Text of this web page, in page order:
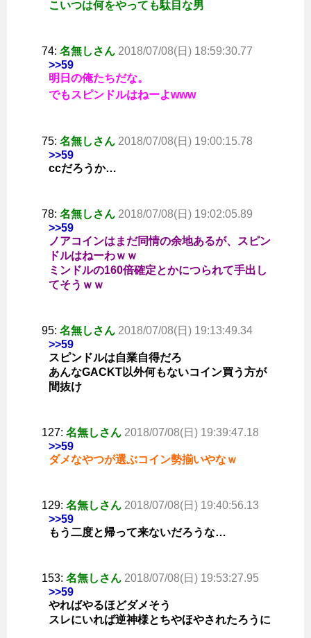
こいつは何をやっても駄目な男
74: 名無しさん 2018/07/08(日) 18:59:30.77
>>59
明日の俺たちだな。
でもスピンドルはねーよwww
75: 名無しさん 2018/07/08(日) 19:00:15.78
>>59
ccだろうか…
78: 名無しさん 2018/07/08(日) 19:02:05.89
>>59
ノアコインはまだ同情の余地あるが、スピン
ドルはねーわｗｗ
ミンドルの160倍確定とかにつられて手出し
てそうｗｗ
95: 名無しさん 2018/07/08(日) 19:13:49.34
>>59
スピンドルは自業自得だろ
あんなGACKT以外何もないコイン買う方が
間抜け
127: 名無しさん 2018/07/08(日) 19:39:47.18
>>59
ダメなやつが選ぶコイン勢揃いやなｗ
129: 名無しさん 2018/07/08(日) 19:40:56.13
>>59
もう二度と帰って来ないだろうな…
153: 名無しさん 2018/07/08(日) 19:53:27.95
>>59
やればやるほどダメそう
スレにいれば逆神様とちやほやされたろうに